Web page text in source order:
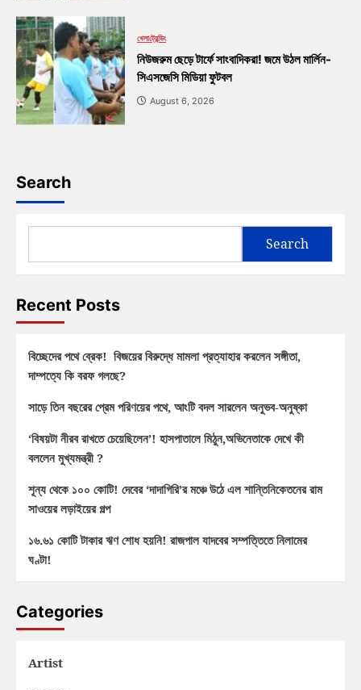
খেলাট্রেন্ডিং
নিউজরুম ছেড়ে টার্ফে সাংবাদিকরা! জমে উঠল মার্লিন-
সিএসজেসি মিডিয়া ফুটবল
August 6, 2026
Search
Search
Recent Posts
বিচ্ছেদের পথে ব্রেক! বিজয়ের বিরুদ্ধে মামলা প্রত্যাহার করলেন সঙ্গীতা,
দাম্পত্যে কি বরফ গলছে?
সাড়ে তিন বছরের প্রেম পরিণয়ের পথে, আংটি বদল সারলেন অনুভব-অনুষ্কা
‘বিষয়টা নীরব রাখতে চেয়েছিলেন’! হাসপাতালে মিঠুন,অভিনেতাকে দেখে কী
বললেন মুখ্যমন্ত্রী ?
শূন্য থেকে ১০০ কোটি! দেবের ‘দাদাগিরি’র মঞ্চে উঠে এল শান্তিনিকেতনের রাম
সাওয়ের লড়াইয়ের গল্প
১৬.৬১ কোটি টাকার ঋণ শোধ হয়নি! রাজপাল যাদবের সম্পত্তিতে নিলামের
ঘণ্টা!
Categories
Artist